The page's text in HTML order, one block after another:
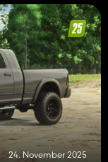
24. November 2025